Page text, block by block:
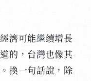
濟可能繼續增長
的，台灣也像其
換一句話說，除